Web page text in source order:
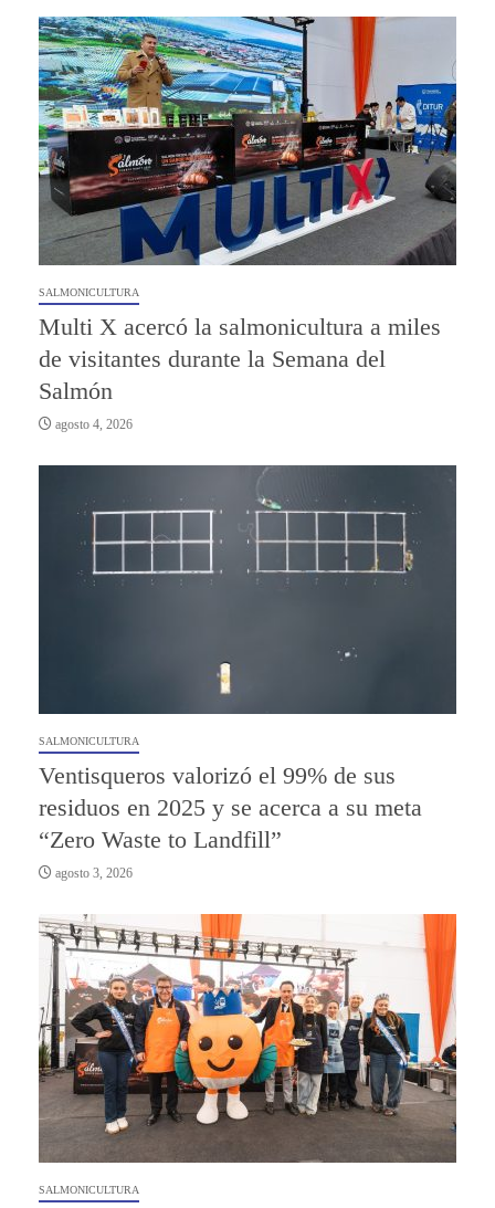
SALMONICULTURA
Multi X acercó la salmonicultura a miles
de visitantes durante la Semana del
Salmón
agosto 4, 2026
SALMONICULTURA
Ventisqueros valorizó el 99% de sus
residuos en 2025 y se acerca a su meta
“Zero Waste to Landfill”
agosto 3, 2026
SALMONICULTURA